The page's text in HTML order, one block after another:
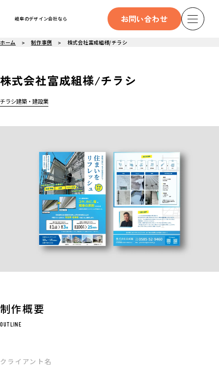
岐阜のデザイン会社なら お問い合わせ
ホーム 制作事例 株式会社富成組様/チラシ
株式会社富成組様/チラシ
チラシ建築・建設業
制作概要
OUTLINE
クライアント名